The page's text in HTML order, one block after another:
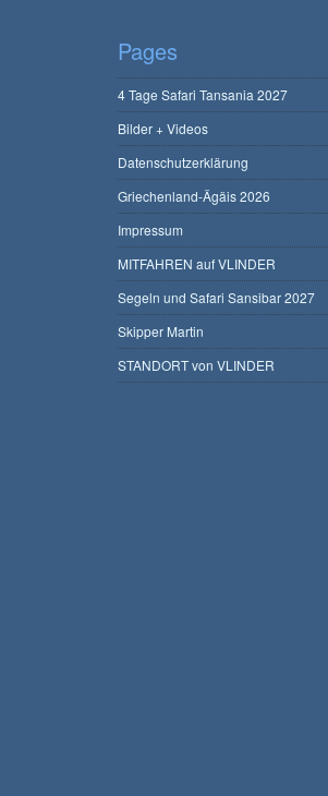
Pages
4 Tage Safari Tansania 2027
Bilder + Videos
Datenschutzerklärung
Griechenland-Ägäis 2026
Impressum
MITFAHREN auf VLINDER
Segeln und Safari Sansibar 2027
Skipper Martin
STANDORT von VLINDER